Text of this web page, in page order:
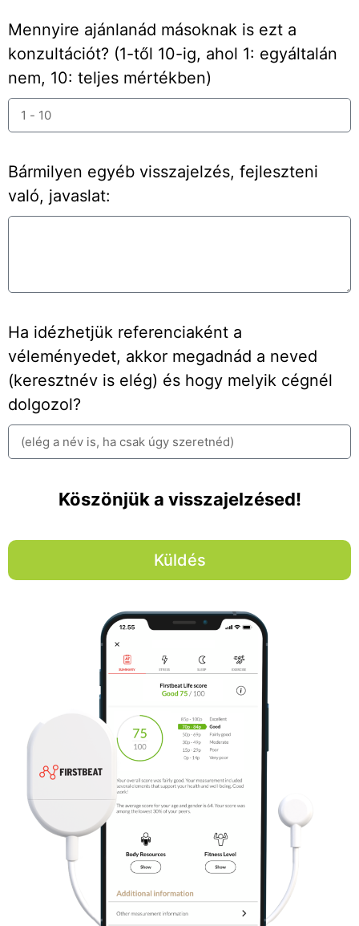
Mennyire ajánlanád másoknak is ezt a
konzultációt? (1-től 10-ig, ahol 1: egyáltalán
nem, 10: teljes mértékben)
Bármilyen egyéb visszajelzés, fejleszteni
való, javaslat:
Ha idézhetjük referenciaként a
véleményedet, akkor megadnád a neved
(keresztnév is elég) és hogy melyik cégnél
dolgozol?
Köszönjük a visszajelzésed!
Küldés